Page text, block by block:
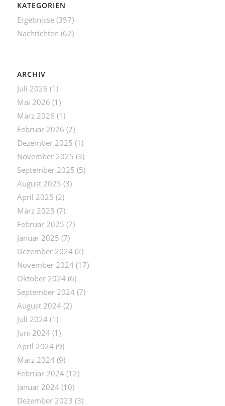
KATEGORIEN
Ergebnisse(357)
Nachrichten (62)
ARCHIV
Juli 2026 (1)
Mai 2026 (1)
März 2026 (1)
Februar 2026 (2)
Dezember 2025 (1)
November 2025 (3)
September 2025 (5)
August 2025 (3)
April 2025 (2)
März 2025 (7)
Februar 2025 (7)
Januar 2025 (7)
Dezember 2024(2)
November 2024(17)
Oktober 2024(6)
September 2024(7)
August 2024(2)
Juli 2024(1)
Juni 2024(1)
April 2024(9)
März 2024(9)
Februar 2024(12)
Januar 2024(10)
Dezember 2023 (3)